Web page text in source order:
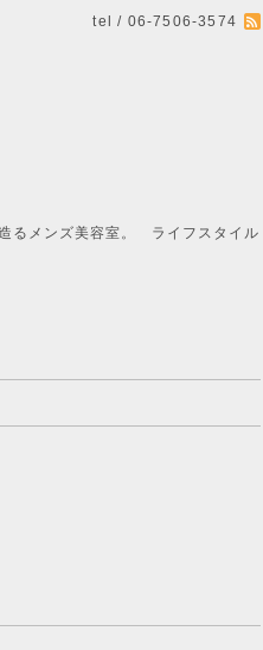
tel / 06-7506-3574
イフスタイル